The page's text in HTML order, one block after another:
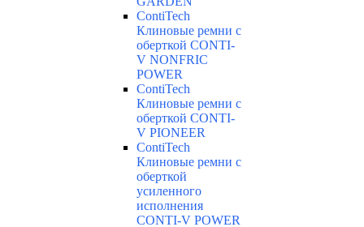
ContiTech
Клиновые ремни с
оберткой CONTI-
V NONFRIC
POWER
ContiTech
Клиновые ремни с
оберткой CONTI-
V PIONEER
ContiTech
Клиновые ремни с
оберткой
усиленного
исполнения
CONTI-V POWER